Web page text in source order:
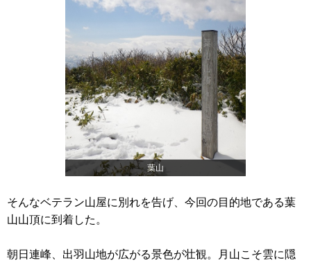
葉山
そんなベテラン山屋に別れを告げ、今回の目的地である葉
山山頂に到着した。
朝日連峰、出羽山地が広がる景色が壮観。月山こそ雲に隠